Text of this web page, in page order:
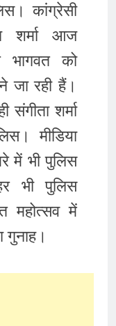
कांग्रेसी
शर्मा आज
भागवत को
जा रही हैं।
शर्मा
मीडिया
में भी पुलिस
भी पुलिस
महोत्सव में
गुनाह।